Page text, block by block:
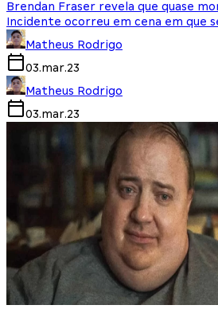
Brendan Fraser revela que quase
Incidente ocorreu em cena em que
Matheus Rodrigo
03.mar.23
Matheus Rodrigo
03.mar.23